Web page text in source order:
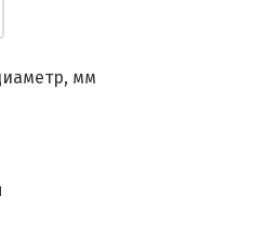
мм